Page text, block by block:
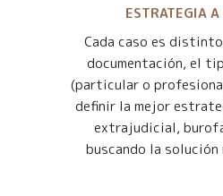
ESTRATEGIA
Cada caso es
documentación, el
(particular o
definir la mejor
extrajudicial,
buscando la